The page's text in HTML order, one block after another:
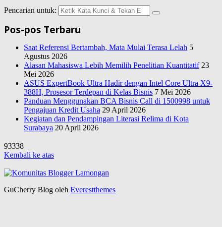
Pencarian untuk:
Pos-pos Terbaru
Saat Referensi Bertambah, Mata Mulai Terasa Lelah 5
Agustus 2026
Alasan Mahasiswa Lebih Memilih Penelitian Kuantitatif 23
Mei 2026
ASUS ExpertBook Ultra Hadir dengan Intel Core Ultra X9-
388H, Prosesor Terdepan di Kelas Bisnis 7 Mei 2026
Panduan Menggunakan BCA Bisnis Call di 1500998 untuk
Pengajuan Kredit Usaha 29 April 2026
Kegiatan dan Pendampingan Literasi Relima di Kota
Surabaya 20 April 2026
93338
Kembali ke atas
GuCherry Blog oleh Everestthemes